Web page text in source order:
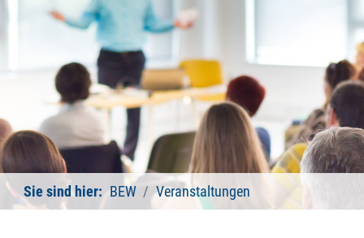
Sie sind hier: BEW Veranstaltungen